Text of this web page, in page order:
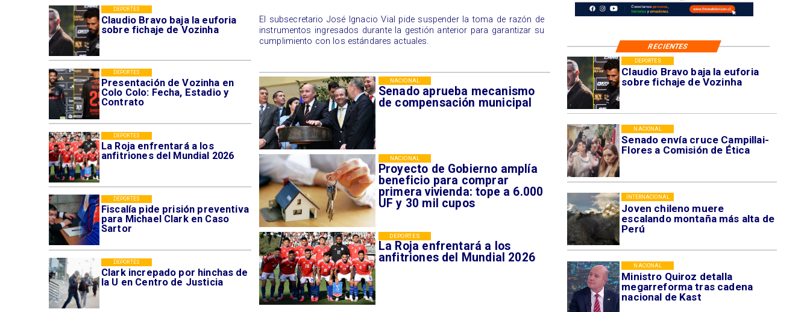
Claudio Bravo baja la euforia
sobre fichaje de Vozinha
DEPORTES
Senado envía cruce Campillai-
Flores a Comisión de Ética
NACIONAL
Joven chileno muere
escalando montaña más alta de
Perú
INTERNACIONAL
Ministro Quiroz detalla
megarreforma tras cadena
nacional de Kast
NACIONAL
Claudio Bravo baja la euforia
sobre fichaje de Vozinha
DEPORTES
Presentación de Vozinha en
Colo Colo: Fecha, Estadio y
Contrato
DEPORTES
La Roja enfrentará a los
anfitriones del Mundial 2026
DEPORTES
Fiscalía pide prisión preventiva
para Michael Clark en Caso
Sartor
DEPORTES
Clark increpado por hinchas de
la U en Centro de Justicia
DEPORTES
Senado aprueba mecanismo
de compensación municipal
NACIONAL
Proyecto de Gobierno amplía
beneficio para comprar
primera vivienda: tope a 6.000
UF y 30 mil cupos
NACIONAL
La Roja enfrentará a los
anfitriones del Mundial 2026
DEPORTES
El subsecretario José Ignacio Vial pide suspender la toma de razón de
instrumentos ingresados durante la gestión anterior para garantizar su
cumplimiento con los estándares actuales.
RECIENTES